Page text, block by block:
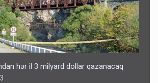
hər il 3 milyard dollar qazanacaq